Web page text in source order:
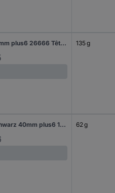
Wiha Ersatz-Schlagkopf weich/blau 60mm plus6 26666 Tête de marteau souple 135 g 1 pc(s) 135 g
Wiha Ersatz-Schlagkopf mittelweich schwarz 40mm plus6 10120 Tête de marteau mi-souple 62 g 1 pc(s) 62 g